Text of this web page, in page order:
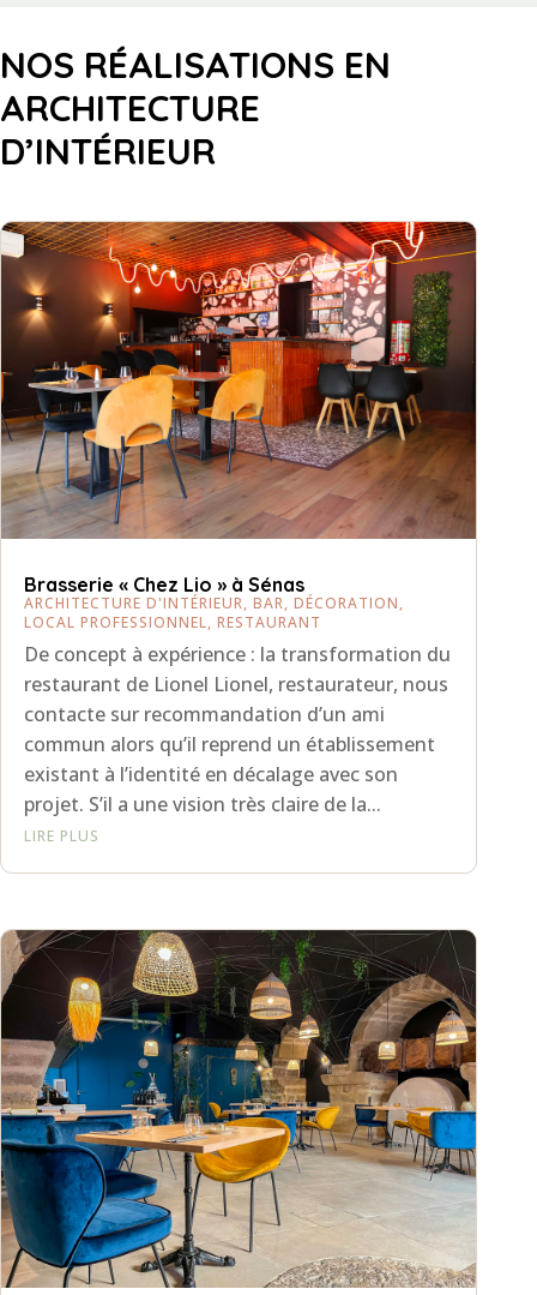
NOS RÉALISATIONS EN
ARCHITECTURE
D’INTÉRIEUR
Brasserie « Chez Lio » à Sénas
ARCHITECTURE D'INTÉRIEUR, BAR, DÉCORATION,
LOCAL PROFESSIONNEL, RESTAURANT
De concept à expérience : la transformation du
restaurant de Lionel Lionel, restaurateur, nous
contacte sur recommandation d’un ami
commun alors qu’il reprend un établissement
existant à l’identité en décalage avec son
projet. S’il a une vision très claire de la...
LIRE PLUS